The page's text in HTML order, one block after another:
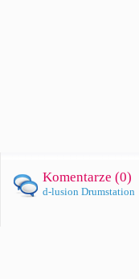
Komentarze (0)
d-lusion Drumstation